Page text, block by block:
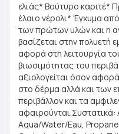
ελιάς* Βούτυρο καριτέ*
έλαιο νέρολι* Έγχυμα
των πρώτων υλών και η
βασίζεται στην πολυετή
αφορά στη λειτουργία
βιωσιμότητας του
αξιολογείται όσον
στο δέρμα αλλά και των
περιβάλλον και τα
Aqua/Water/Eau,